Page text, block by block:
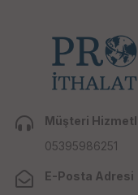
Müşteri
05395986251
E-Posta Adresi